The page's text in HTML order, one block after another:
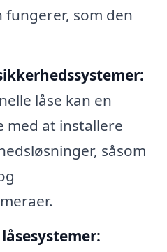
fungerer, som den
låse kan en
med at installere
såsom